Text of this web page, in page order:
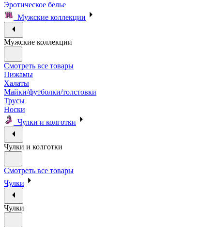
Эротическое белье
Мужские коллекции
Мужские коллекции
Смотреть все товары
Пижамы
Халаты
Майки/футболки/толстовки
Трусы
Носки
Чулки и колготки
Чулки и колготки
Смотреть все товары
Чулки
Чулки